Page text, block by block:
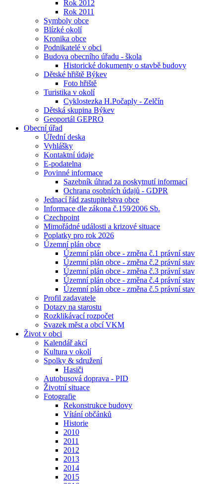
Rok 2012
Rok 2011
Symboly obce
Blízké okolí
Kronika obce
Podnikatelé v obci
Budova obecního úřadu - škola
Historické dokumenty o stavbě budovy
Dětské hřiště Býkev
Foto hřiště
Turistika v okolí
Cyklostezka H.Počaply - Zelčín
Dětská skupina Býkev
Geoportál GEPRO
Obecní úřad
Úřední deska
Vyhlášky
Kontaktní údaje
E-podatelna
Povinné informace
Sazebník úhrad za poskytnutí informací
Ochrana osobních údajů - GDPR
Jednací řád zastupitelstva obce
Informace dle zákona č.159⁄2006 Sb.
Czechpoint
Mimořádné události a krizové situace
Poplatky pro rok 2026
Územní plán obce
Územní plán obce - změna č.1 právní stav
Územní plán obce - změna č.2 právní stav
Územní plán obce - změna č.3 právní stav
Územní plán obce - změna č.4 právní stav
Územní plán obce - změna č.5 právní stav
Profil zadavatele
Dotazy na starostu
Rozklikávací rozpočet
Svazek měst a obcí VKM
Život v obci
Kalendář akcí
Kultura v okolí
Spolky & sdružení
Hasiči
Autobusová doprava - PID
Životní situace
Fotografie
Rekonstrukce budovy
Vítání občánků
Historie
2010
2011
2012
2013
2014
2015